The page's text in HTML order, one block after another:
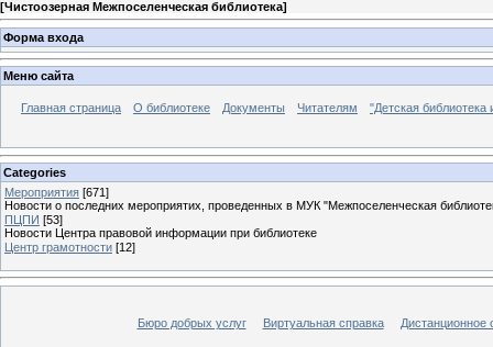
[Чистоозерная Межпоселенческая библиотека]
Форма входа
Меню сайта
Главная страница О библиотеке Документы Читателям "Детская
Categories
Мероприятия [671]
Новости о последних мероприятих, проведенных в МУК "Межпоселенческая
ПЦПИ [53]
Новости Центра правовой информации при библиотеке
Центр грамотности [12]
Бюро добрых услуг Виртуальная справка Дистанционное